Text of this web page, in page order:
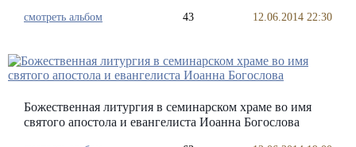
смотреть альбом 43 12.06.2014 22:30
Божественная литургия в семинарском храме во имя
святого апостола и евангелиста Иоанна Богослова